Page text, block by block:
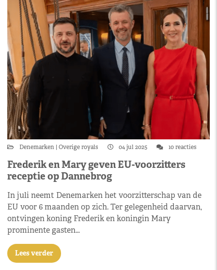
Denemarken Overige royals 04 jul 2025 10 reacties
Frederik en Mary geven EU-voorzitters
receptie op Dannebrog
In juli neemt Denemarken het voorzitterschap van de
EU voor 6 maanden op zich. Ter gelegenheid daarvan,
ontvingen koning Frederik en koningin Mary
prominente gasten…
Lees verder